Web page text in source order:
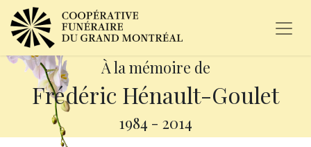
À la mémoire de
Frédéric Hénault-Goulet
1984 - 2014